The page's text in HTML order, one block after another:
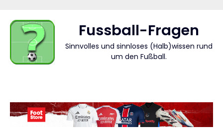
content
Fussball-Fragen
Sinnvolles und sinnloses (Halb)wissen rund
um den Fußball.